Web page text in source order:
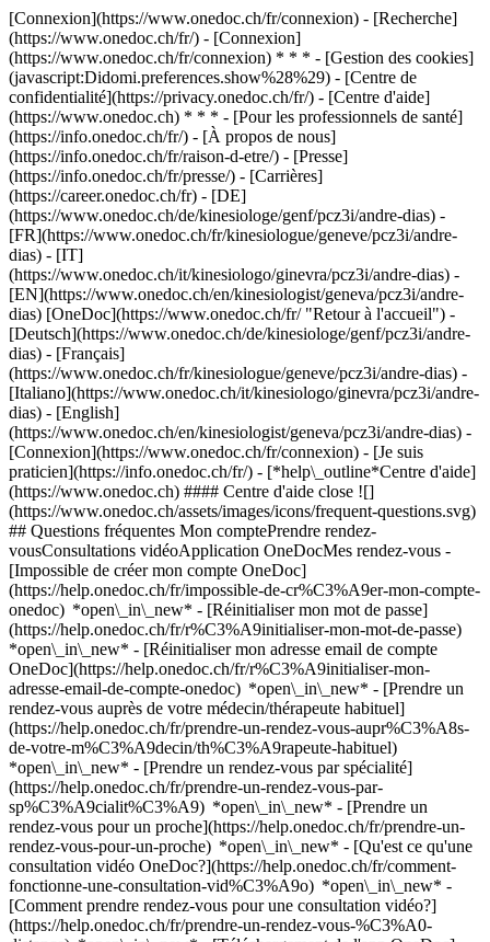
[Connexion](https://www.onedoc.ch/fr/connexion) - [Recherche]
(https://www.onedoc.ch/fr/) - [Connexion]
(https://www.onedoc.ch/fr/connexion) * * * - [Gestion des cookies]
(javascript:Didomi.preferences.show%28%29) - [Centre de
confidentialité](https://privacy.onedoc.ch/fr/) - [Centre d'aide]
(https://www.onedoc.ch) * * * - [Pour les professionnels de santé]
(https://info.onedoc.ch/fr/) - [À propos de nous]
(https://info.onedoc.ch/fr/raison-d-etre/) - [Presse]
(https://info.onedoc.ch/fr/presse/) - [Carrières]
(https://career.onedoc.ch/fr) - [DE]
(https://www.onedoc.ch/de/kinesiologe/genf/pcz3i/andre-dias) -
[FR](https://www.onedoc.ch/fr/kinesiologue/geneve/pcz3i/andre-
dias) - [IT]
(https://www.onedoc.ch/it/kinesiologo/ginevra/pcz3i/andre-dias) -
[EN](https://www.onedoc.ch/en/kinesiologist/geneva/pcz3i/andre-
dias) [OneDoc](https://www.onedoc.ch/fr/ "Retour à l'accueil") -
[Deutsch](https://www.onedoc.ch/de/kinesiologe/genf/pcz3i/andre-
dias) - [Français]
(https://www.onedoc.ch/fr/kinesiologue/geneve/pcz3i/andre-dias) -
[Italiano](https://www.onedoc.ch/it/kinesiologo/ginevra/pcz3i/andre-
dias) - [English]
(https://www.onedoc.ch/en/kinesiologist/geneva/pcz3i/andre-dias) -
[Connexion](https://www.onedoc.ch/fr/connexion) - [Je suis
praticien](https://info.onedoc.ch/fr/) - [*help\_outline*Centre d'aide]
(https://www.onedoc.ch) #### Centre d'aide close ![]
(https://www.onedoc.ch/assets/images/icons/frequent-questions.svg)
## Questions fréquentes Mon comptePrendre rendez-
vousConsultations vidéoApplication OneDocMes rendez-vous -
[Impossible de créer mon compte OneDoc]
(https://help.onedoc.ch/fr/impossible-de-cr%C3%A9er-mon-compte-
onedoc) *open\_in\_new* - [Réinitialiser mon mot de passe]
(https://help.onedoc.ch/fr/r%C3%A9initialiser-mon-mot-de-passe)
*open\_in\_new* - [Réinitialiser mon adresse email de compte
OneDoc](https://help.onedoc.ch/fr/r%C3%A9initialiser-mon-
adresse-email-de-compte-onedoc) *open\_in\_new* - [Prendre un
rendez-vous auprès de votre médecin/thérapeute habituel]
(https://help.onedoc.ch/fr/prendre-un-rendez-vous-aupr%C3%A8s-
de-votre-m%C3%A9decin/th%C3%A9rapeute-habituel)
*open\_in\_new* - [Prendre un rendez-vous par spécialité]
(https://help.onedoc.ch/fr/prendre-un-rendez-vous-par-
sp%C3%A9cialit%C3%A9) *open\_in\_new* - [Prendre un
rendez-vous pour un proche](https://help.onedoc.ch/fr/prendre-un-
rendez-vous-pour-un-proche) *open\_in\_new* - [Qu'est ce qu'une
consultation vidéo OneDoc?](https://help.onedoc.ch/fr/comment-
fonctionne-une-consultation-vid%C3%A9o) *open\_in\_new* -
[Comment prendre rendez-vous pour une consultation vidéo?]
(https://help.onedoc.ch/fr/prendre-un-rendez-vous-%C3%A0-